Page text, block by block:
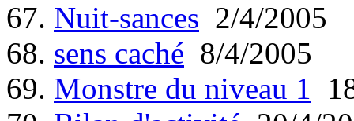
67. Nuit-sances 2/4/2005
68. sens caché 8/4/2005
69. Monstre du niveau 1